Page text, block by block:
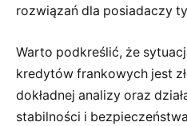
rozwiązań dla posiadaczy
Warto podkreślić, że
kredytów frankowych jest
dokładnej analizy oraz
stabilności i